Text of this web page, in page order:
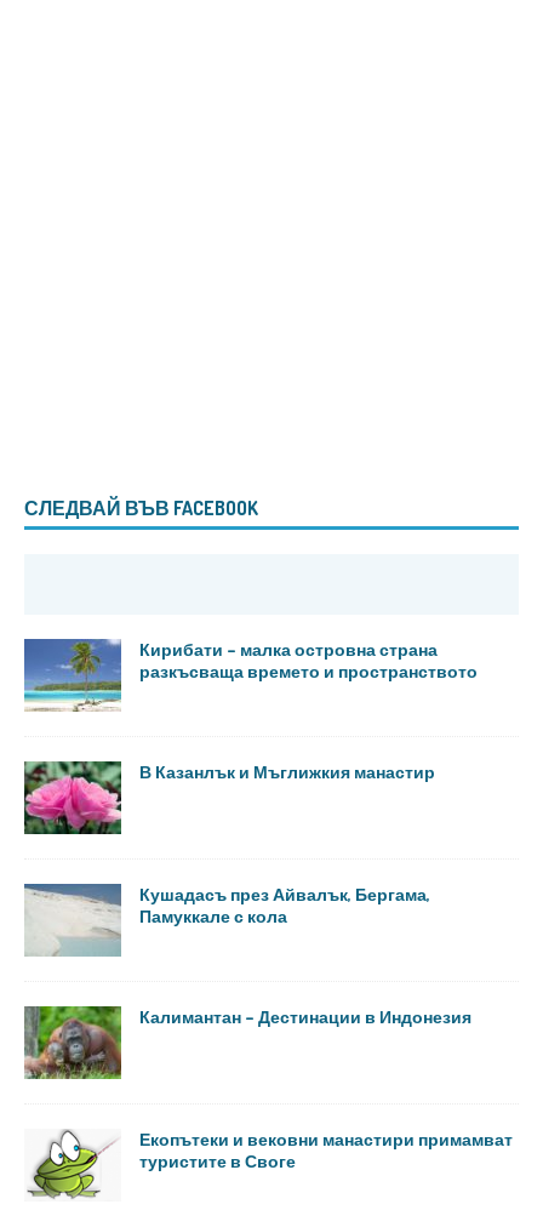
СЛЕДВАЙ ВЪВ FACEBOOK
Кирибати – малка островна страна
разкъсваща времето и пространството
В Казанлък и Мъглижкия манастир
Кушадасъ през Айвалък, Бергама,
Памуккале с кола
Калимантан – Дестинации в Индонезия
Екопътеки и вековни манастири примамват
туристите в Своге